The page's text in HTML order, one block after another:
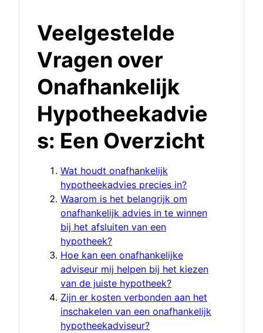
Veelgestelde
Vragen over
Onafhankelijk
Hypotheekadvie
s: Een Overzicht
Wat houdt onafhankelijk
hypotheekadvies precies in?
Waarom is het belangrijk om
onafhankelijk advies in te winnen
bij het afsluiten van een
hypotheek?
Hoe kan een onafhankelijke
adviseur mij helpen bij het kiezen
van de juiste hypotheek?
Zijn er kosten verbonden aan het
inschakelen van een onafhankelijk
hypotheekadviseur?